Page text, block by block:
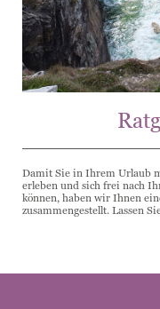
Damit Sie in Ihrem Urlaub
erleben und sich frei nach
können, haben wir Ihnen
zusammengestellt. Lassen